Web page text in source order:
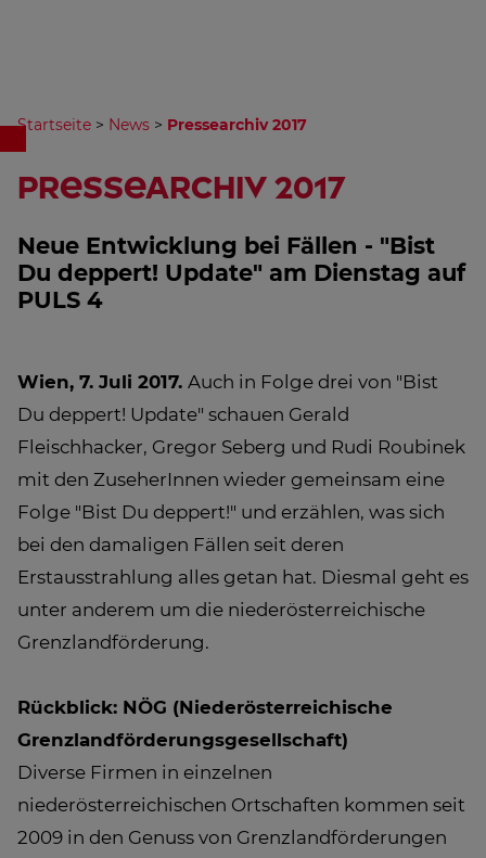
Startseite > News > Pressearchiv 2017
Pressearchiv 2017
Neue Entwicklung bei Fällen - "Bist
Du deppert! Update" am Dienstag auf
PULS 4
Wien, 7. Juli 2017. Auch in Folge drei von "Bist
Du deppert! Update" schauen Gerald
Fleischhacker, Gregor Seberg und Rudi Roubinek
mit den ZuseherInnen wieder gemeinsam eine
Folge "Bist Du deppert!" und erzählen, was sich
bei den damaligen Fällen seit deren
Erstausstrahlung alles getan hat. Diesmal geht es
unter anderem um die niederösterreichische
Grenzlandförderung.
Rückblick: NÖG (Niederösterreichische
Grenzlandförderungsgesellschaft)
Diverse Firmen in einzelnen
niederösterreichischen Ortschaften kommen seit
2009 in den Genuss von Grenzlandförderungen